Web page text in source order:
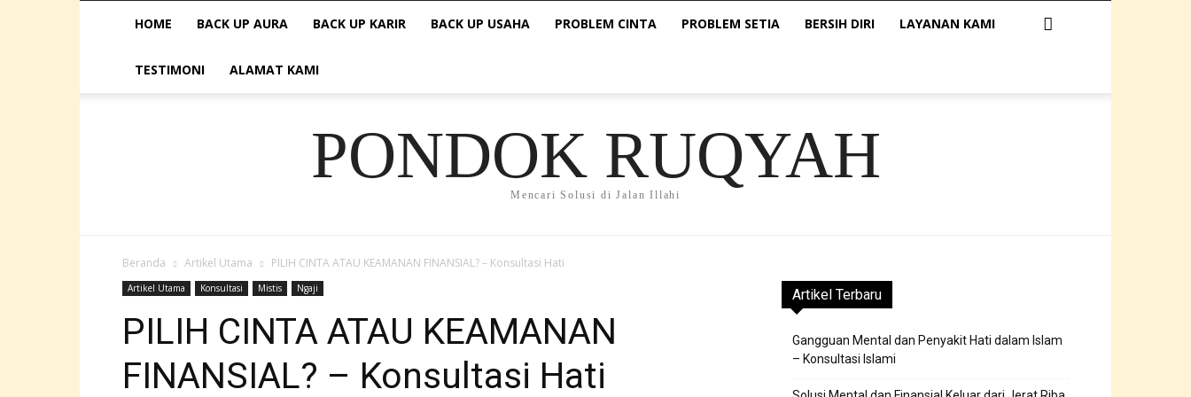
HOME BACK UP AURA BACK UP KARIR BACK UP USAHA PROBLEM CINTA PROBLEM SETIA BERSIH DIRI LAYANAN KAMI
TESTIMONI ALAMAT KAMI
PONDOK RUQYAH
Mencari Solusi di Jalan Illahi
Beranda Artikel Utama PILIH CINTA ATAU KEAMANAN FINANSIAL? – Konsultasi Hati
Artikel Utama Konsultasi Mistis Ngaji
PILIH CINTA ATAU KEAMANAN
FINANSIAL? – Konsultasi Hati
Artikel Terbaru
Gangguan Mental dan Penyakit Hati dalam Islam
– Konsultasi Islami